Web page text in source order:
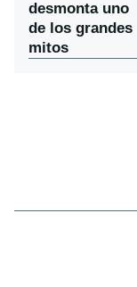
desmonta uno
de los grandes
mitos